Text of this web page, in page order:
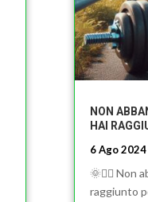
NON
HAI
6 Ago 2024
🌞🏋️‍♂️ Non
raggiunto